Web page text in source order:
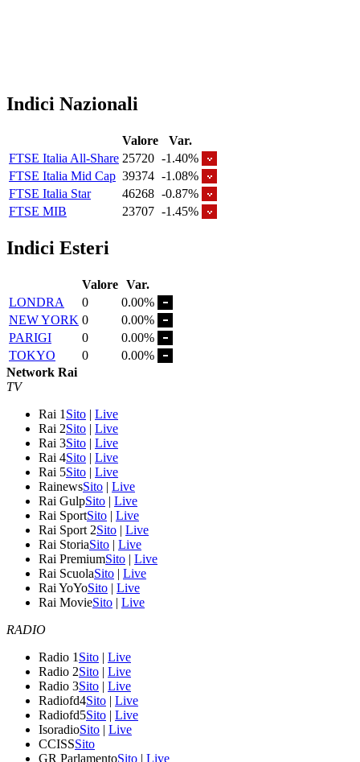
Indici Nazionali
Valore
Var.
FTSE Italia All-Share 25720 -1.40%
FTSE Italia Mid Cap 39374 -1.08%
FTSE Italia Star
46268 -0.87%
FTSE MIB
23707 -1.45%
Indici Esteri
Valore Var.
LONDRA
0
0.00%
NEW YORK 0
0.00%
PARIGI
0
0.00%
TOKYO
0
0.00%
Network Rai
TV
Rai 1 Sito | Live
Rai 2Sito | Live
Rai 3Sito | Live
Rai 4Sito | Live
Rai 5Sito | Live
RainewsSito | Live
Rai GulpSito | Live
Rai SportSito | Live
Rai Sport 2Sito | Live
Rai StoriaSito | Live
Rai PremiumSito | Live
Rai ScuolaSito | Live
Rai YoYoSito | Live
Rai MovieSito | Live
RADIO
Radio 1 Sito | Live
Radio 2Sito | Live
Radio 3Sito | Live
Radiofd4Sito | Live
Radiofd5Sito | Live
IsoradioSito | Live
CCISSSito
GR ParlamentoSito | Live